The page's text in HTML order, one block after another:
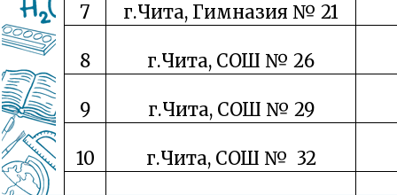
7 г.Чита, Гимназия № 21
8 г.Чита, СОШ № 26
9 г.Чита, СОШ № 29
10 г.Чита, СОШ № 32